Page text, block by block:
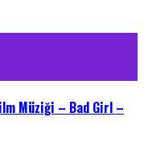
Müziği – Bad Girl –